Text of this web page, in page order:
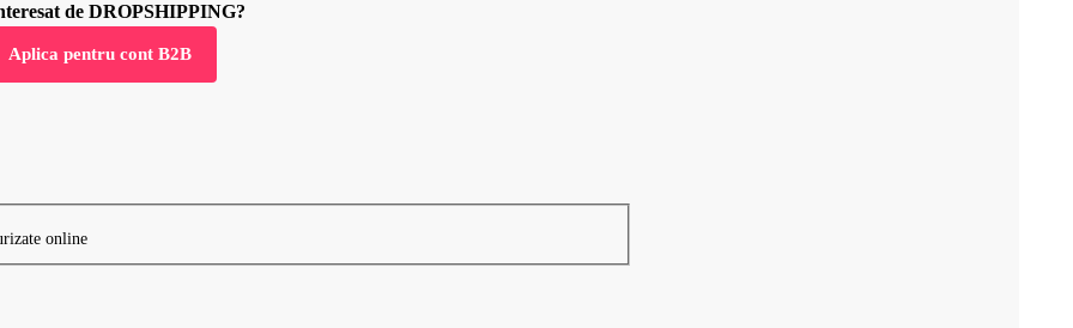
de DROPSHIPPING?
Aplica pentru cont B2B